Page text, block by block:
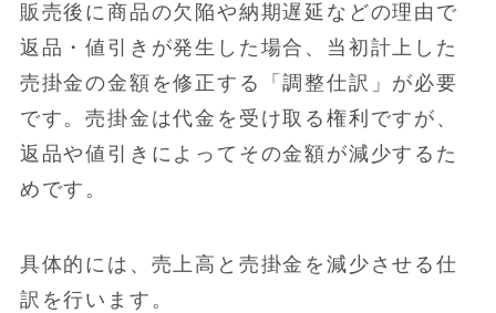
販売後に商品の欠陥や納期遅延などの理由で
返品・値引きが発生した場合、当初計上した
売掛金の金額を修正する「調整仕訳」が必要
です。売掛金は代金を受け取る権利ですが、
返品や値引きによってその金額が減少するた
めです。
具体的には、売上高と売掛金を減少させる仕
訳を行います。